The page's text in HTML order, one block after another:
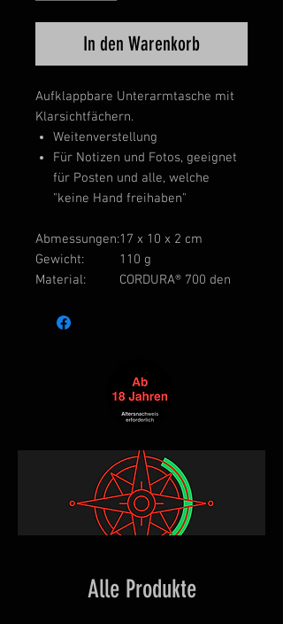
In den Warenkorb
Aufklappbare Unterarmtasche mit
Klarsichtfächern.
Weitenverstellung
Für Notizen und Fotos, geeignet
für Posten und alle, welche
"keine Hand freihaben"
Abmessungen:17 x 10 x 2 cm
Gewicht:
110 g
Material:
CORDURA® 700 den
Alle Produkte